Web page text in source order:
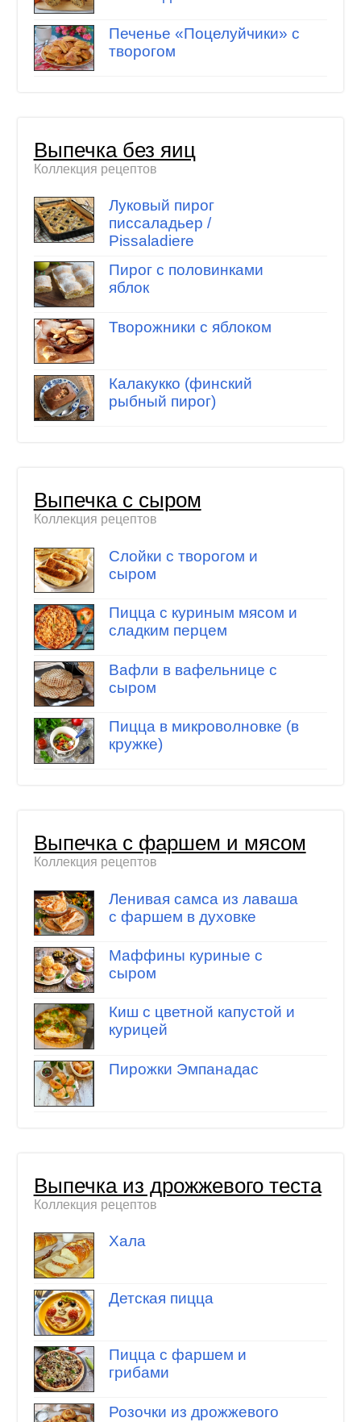
Печенье «Поцелуйчики» с
творогом
Выпечка без яиц
Коллекция рецептов
Луковый пирог
писсаладьер /
Pissaladiere
Пирог с половинками
яблок
Творожники с яблоком
Калакукко (финский
рыбный пирог)
Выпечка с сыром
Коллекция рецептов
Слойки с творогом и
сыром
Пицца с куриным мясом и
сладким перцем
Вафли в вафельнице с
сыром
Пицца в микроволновке (в
кружке)
Выпечка с фаршем и мясом
Коллекция рецептов
Ленивая самса из лаваша
с фаршем в духовке
Маффины куриные с
сыром
Киш с цветной капустой и
курицей
Пирожки Эмпанадас
Выпечка из дрожжевого теста
Коллекция рецептов
Хала
Детская пицца
Пицца с фаршем и
грибами
Розочки из дрожжевого